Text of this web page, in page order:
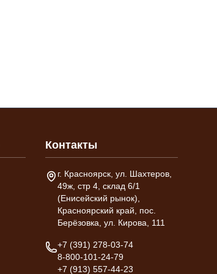
Контакты
Адрес склада
г. Красноярск, ул. Шахтеров,
49ж, стр 4, склад 6/1
(Енисейский рынок),
Красноярский край, пос.
Берёзовка, ул. Кирова, 111
Телефон
+7 (391) 278-03-74
8-800-101-24-79
+7 (913) 557-44-23